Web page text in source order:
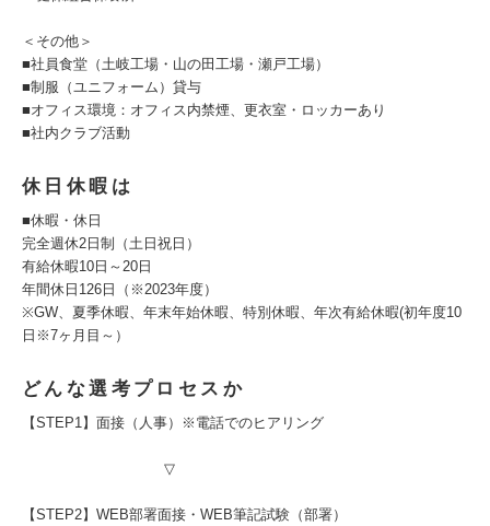
＜その他＞
■社員食堂（土岐工場・山の田工場・瀬戸工場）
■制服（ユニフォーム）貸与
■オフィス環境：オフィス内禁煙、更衣室・ロッカーあり
■社内クラブ活動
休日休暇は
■休暇・休日
完全週休2日制（土日祝日）
有給休暇10日～20日
年間休日126日（※2023年度）
※GW、夏季休暇、年末年始休暇、特別休暇、年次有給休暇(初年度10
日※7ヶ月目～）
どんな選考プロセスか
【STEP1】面接（人事）※電話でのヒアリング
▽
【STEP2】WEB部署面接・WEB筆記試験（部署）